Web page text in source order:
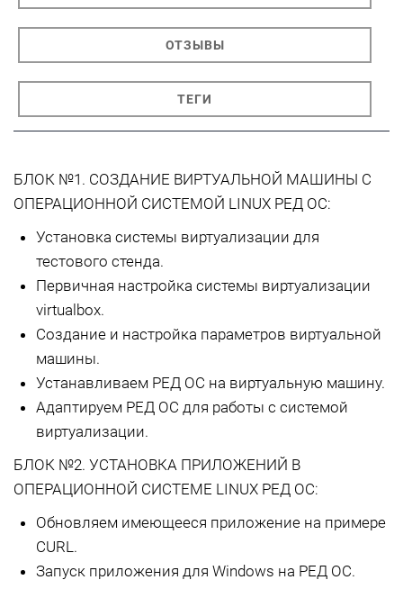
ОТЗЫВЫ
ТЕГИ
БЛОК №1. СОЗДАНИЕ ВИРТУАЛЬНОЙ МАШИНЫ С
ОПЕРАЦИОННОЙ СИСТЕМОЙ LINUX РЕД ОС:
Установка системы виртуализации для
тестового стенда.
Первичная настройка системы виртуализации
virtualbox.
Создание и настройка параметров виртуальной
машины.
Устанавливаем РЕД ОС на виртуальную машину.
Адаптируем РЕД ОС для работы с системой
виртуализации.
БЛОК №2. УСТАНОВКА ПРИЛОЖЕНИЙ В
ОПЕРАЦИОННОЙ СИСТЕМЕ LINUX РЕД ОС:
Обновляем имеющееся приложение на примере
CURL.
Запуск приложения для Windows на РЕД ОС.